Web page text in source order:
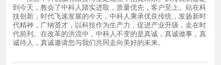
到今天，教会了中科人踏实进取，质量优先，客户至上。站在科
技创新，时代飞速发展的今天，中科人秉承优良传统，发扬新时
代精神，广纳贤才，以科技作为生产力，促进产业升级，走在时
代前列。在改革的洪流中，中科人不变的是真诚，真诚做事，真
诚待人，真诚邀请您与我们共同走向美好的未来。